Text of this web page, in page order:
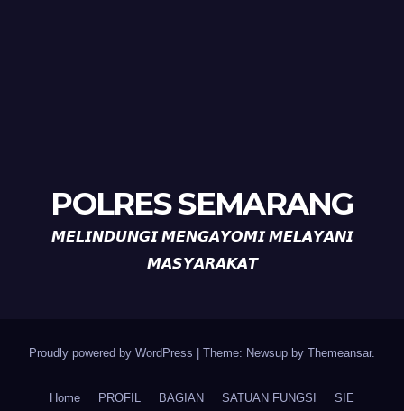
POLRES SEMARANG
𝙈𝙀𝙇𝙄𝙉𝘿𝙐𝙉𝙂𝙄 𝙈𝙀𝙉𝙂𝘼𝙔𝙊𝙈𝙄 𝙈𝙀𝙇𝘼𝙔𝘼𝙉𝙄
𝙈𝘼𝙎𝙔𝘼𝙍𝘼𝙆𝘼𝙏
Proudly powered by WordPress Theme: Newsup by Themeansar.
Home PROFIL BAGIAN SATUAN FUNGSI SIE